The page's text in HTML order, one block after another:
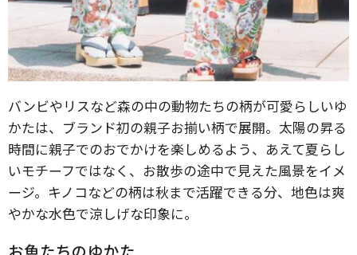
バンビやリスなど森の中の動物たちの柄が可愛らしいゆ
かたは、ブランド初の親子お揃い柄で展開。太陽の昇る
時間に親子でのおでかけを楽しめるよう、あえて夏らし
いモチーフではなく、お散歩の途中で見えた風景をイメ
ージ。キノコなどの柄は秋まで活躍できる分、地色は爽
やかな水色で涼しげな印象に。
お魚たちのゆかた